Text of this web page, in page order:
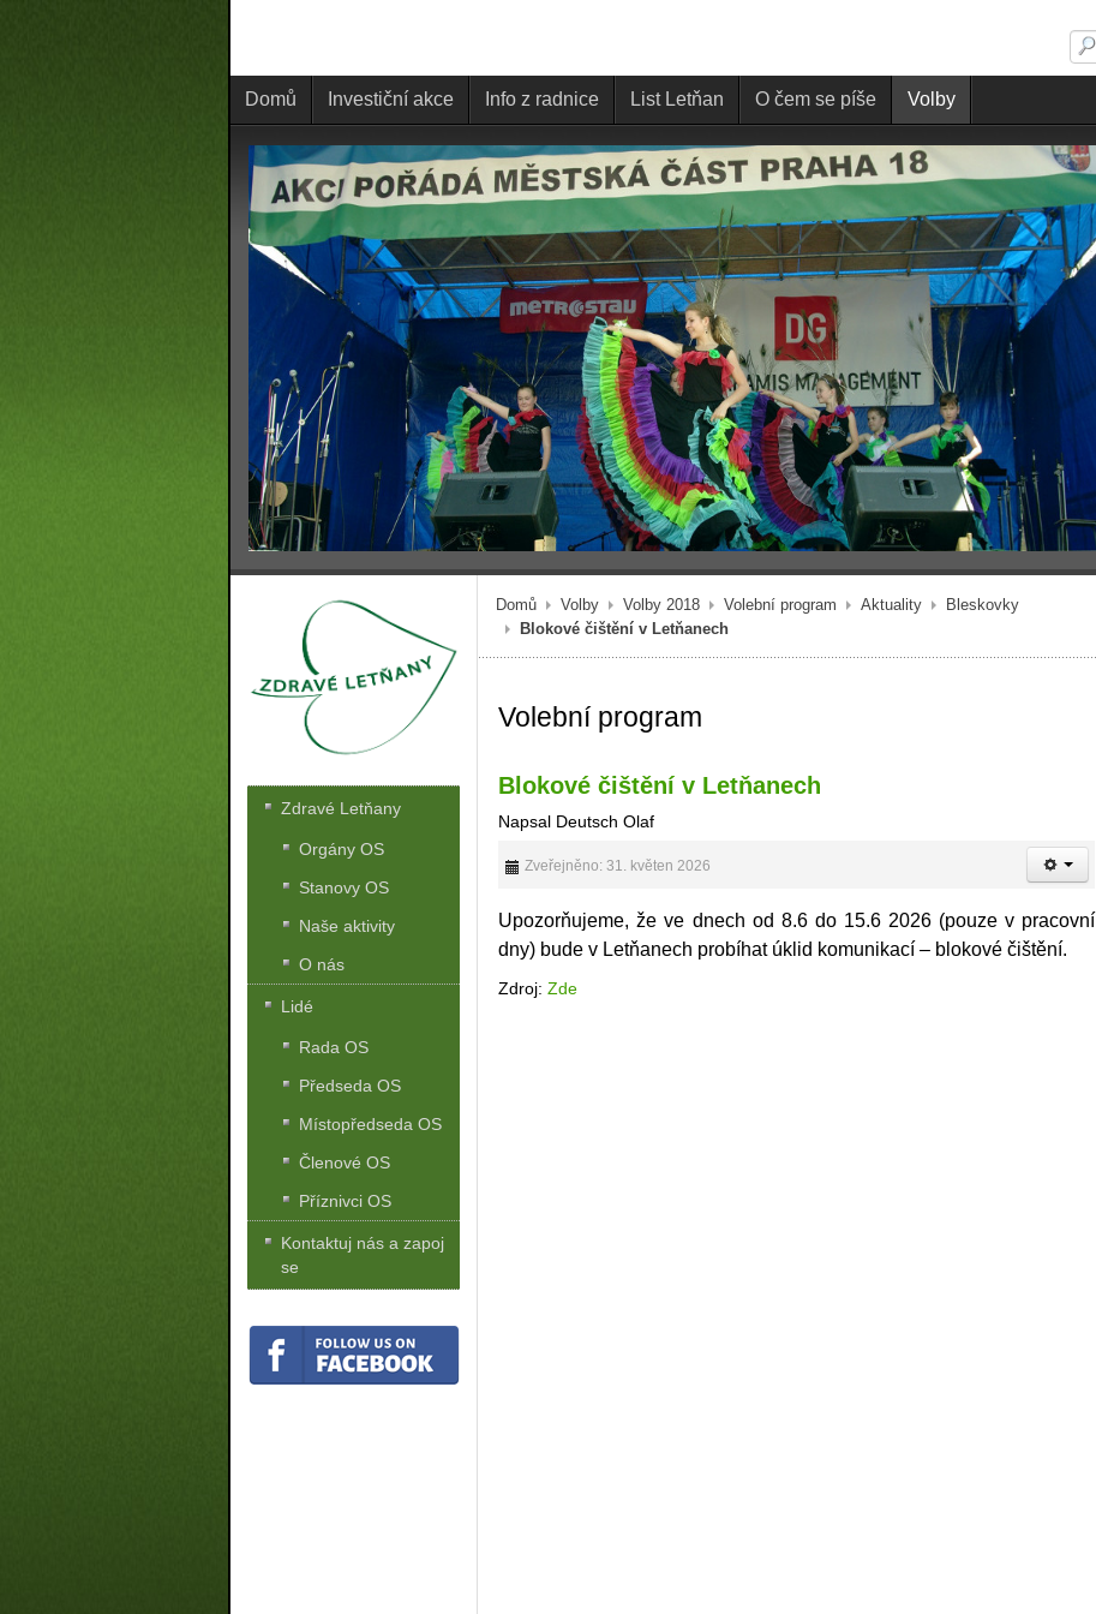
Domů Investiční akce Info z radnice List Letňan O čem se píše Volby
Domů Volby Volby 2018 Volební program Aktuality
Bleskovky
Blokové čištění v Letňanech
Volební program
Blokové čištění v Letňanech
Napsal Deutsch Olaf
Zveřejněno: 31. květen 2026
Upozorňujeme, že ve dnech od 8.6 do 15.6 2026 (pouze v pracovní
dny) bude v Letňanech probíhat úklid komunikací – blokové čištění.
Zdroj:Zde
Zdravé Letňany
Orgány OS
Stanovy OS
Naše aktivity
O nás
Lidé
Rada OS
Předseda OS
Místopředseda OS
Členové OS
Příznivci OS
Kontaktuj nás a zapoj
se